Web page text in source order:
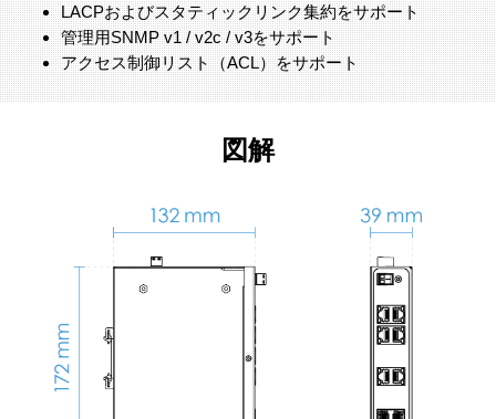
LACPおよびスタティックリンク集約をサポート
管理用SNMP v1 / v2c / v3をサポート
アクセス制御リスト（ACL）をサポート
図解